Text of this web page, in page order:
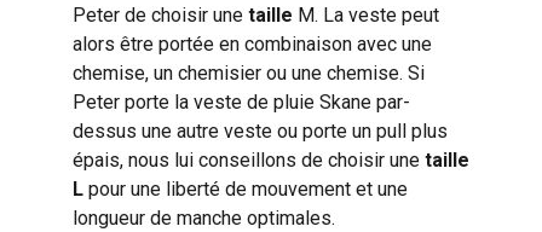
Peter de choisir une taille M. La veste peut
alors être portée en combinaison avec une
chemise, un chemisier ou une chemise. Si
Peter porte la veste de pluie Skane par-
dessus une autre veste ou porte un pull plus
épais, nous lui conseillons de choisir une taille
L pour une liberté de mouvement et une
longueur de manche optimales.